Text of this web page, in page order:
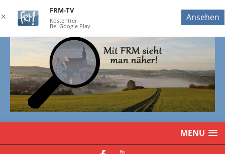
MENU
✕
FRM-TV
Kostenfrei
Bei Google Play
Ansehen